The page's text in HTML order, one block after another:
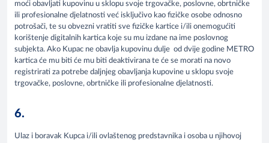
moći obavljati kupovinu u sklopu svoje trgovačke, poslovne, obrtničke
ili profesionalne djelatnosti već isključivo kao fizičke osobe odnosno
potrošači, te su obvezni vratiti sve fizičke kartice i/ili onemogućiti
korištenje digitalnih kartica koje su mu izdane na ime poslovnog
subjekta. Ako Kupac ne obavlja kupovinu dulje od dvije godine METRO
kartica će mu biti će mu biti deaktivirana te će se morati na novo
registrirati za potrebe daljnjeg obavljanja kupovine u sklopu svoje
trgovačke, poslovne, obrtničke ili profesionalne djelatnosti.
6.
Ulaz i boravak Kupca i/ili ovlaštenog predstavnika i osoba u njihovoj